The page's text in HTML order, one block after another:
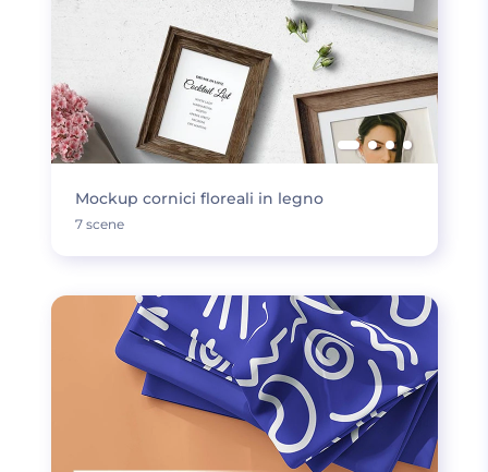
Mockup cornici floreali in legno
7 scene